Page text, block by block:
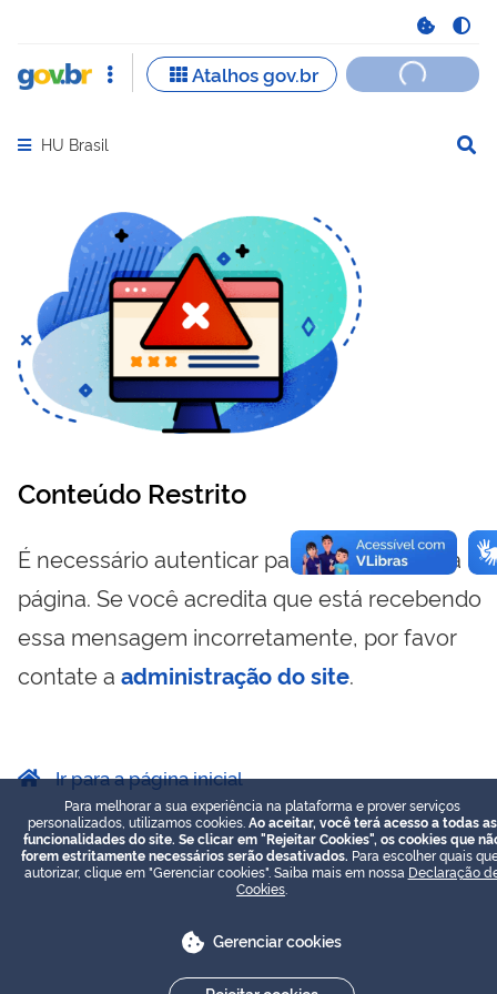
Abrir menu principal de navegação
HU Brasil
Conteúdo Restrito
É necessário autenticar para visualizar essa
página. Se você acredita que está recebendo
essa mensagem incorretamente, por favor
contate a administração do site.
Ir para a página inicial
Para melhorar a sua experiência na plataforma e prover serviços
personalizados, utilizamos cookies. Ao aceitar, você terá acesso a todas as
funcionalidades do site. Se clicar em "Rejeitar Cookies", os cookies que
forem estritamente necessários serão desativados. Para escolher quais
autorizar, clique em "Gerenciar cookies". Saiba mais em nossa Declaração
Cookies
Gerenciar cookies